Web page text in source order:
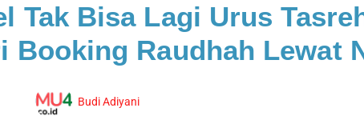
Tak Bisa Lagi Urus
Booking Raudhah Lewat
Budi Adiyani